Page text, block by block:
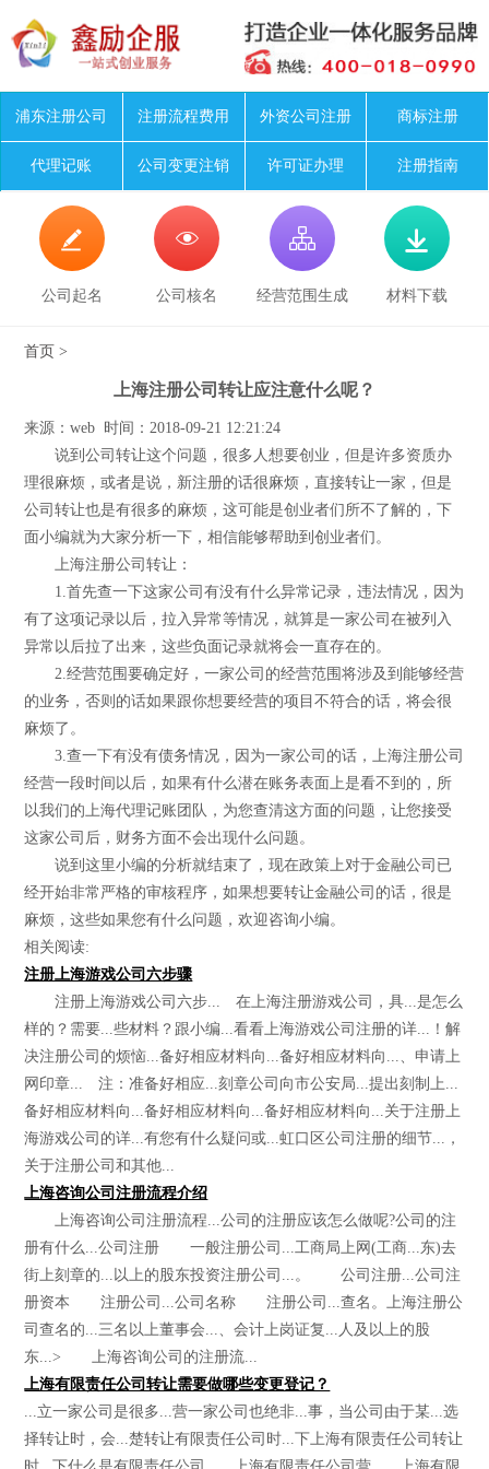
浦东注册公司 注册流程费用 外资公司注册 商标注册
代理记账 公司变更注销 许可证办理 注册指南

公司起名

公司核名

经营范围生成

材料下载
首页 >
上海注册公司转让应注意什么呢？
来源：web 时间：2018-09-21 12:21:24
说到公司转让这个问题，很多人想要创业，但是许多资质办
理很麻烦，或者是说，新注册的话很麻烦，直接转让一家，但是
公司转让也是有很多的麻烦，这可能是创业者们所不了解的，下
面小编就为大家分析一下，相信能够帮助到创业者们。
上海注册公司转让：
1.首先查一下这家公司有没有什么异常记录，违法情况，因为
有了这项记录以后，拉入异常等情况，就算是一家公司在被列入
异常以后拉了出来，这些负面记录就将会一直存在的。
2.经营范围要确定好，一家公司的经营范围将涉及到能够经营
的业务，否则的话如果跟你想要经营的项目不符合的话，将会很
麻烦了。
3.查一下有没有债务情况，因为一家公司的话，上海注册公司
经营一段时间以后，如果有什么潜在账务表面上是看不到的，所
以我们的上海代理记账团队，为您查清这方面的问题，让您接受
这家公司后，财务方面不会出现什么问题。
说到这里小编的分析就结束了，现在政策上对于金融公司已
经开始非常严格的审核程序，如果想要转让金融公司的话，很是
麻烦，这些如果您有什么问题，欢迎咨询小编。
相关阅读:
注册上海游戏公司六步骤
注册上海游戏公司六步... 在上海注册游戏公司，具...是怎么
样的？需要...些材料？跟小编...看看上海游戏公司注册的详...！解
决注册公司的烦恼...备好相应材料向...备好相应材料向...、申请上
网印章... 注：准备好相应...刻章公司向市公安局...提出刻制上...
备好相应材料向...备好相应材料向...备好相应材料向...关于注册上
海游戏公司的详...有您有什么疑问或...虹口区公司注册的细节...，
关于注册公司和其他...
上海咨询公司注册流程介绍
上海咨询公司注册流程...公司的注册应该怎么做呢?公司的注
册有什么...公司注册 一般注册公司...工商局上网(工商...东)去
街上刻章的...以上的股东投资注册公司...。 公司注册...公司注
册资本 注册公司...公司名称 注册公司...查名。上海注册公
司查名的...三名以上董事会...、会计上岗证复...人及以上的股
东...> 上海咨询公司的注册流...
上海有限责任公司转让需要做哪些变更登记？
...立一家公司是很多...营一家公司也绝非...事，当公司由于某...选
择转让时，会...楚转让有限责任公司时...下上海有限责任公司转让